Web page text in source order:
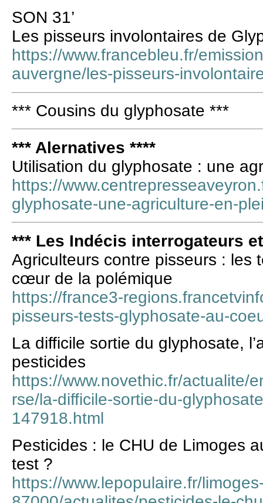
SON 31’
Les pisseurs involontaires de
https://www.francebleu.fr/
auvergne/les-pisseurs-
*** Cousins du glyphosate ***
*** Alernatives ****
Utilisation du glyphosate : une
https://
glyphosate-une-agriculture-en-
*** Les Indécis interrogateurs
Agriculteurs contre pisseurs : les
cœur de la polémique
https://france3-
pisseurs-tests-glyphosate-au-
La difficile sortie du glyphosate,
pesticides
https://www.novethic.fr/actualite/
rse/la-difficile-sortie-du-
147918.html
Pesticides : le CHU de Limoges
test ?
https://www.lepopulaire.fr/